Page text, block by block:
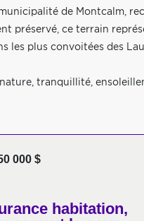
de Montcalm,
préservé, ce terrain
les plus convoitées des
tranquillité,
000 $
habitation,